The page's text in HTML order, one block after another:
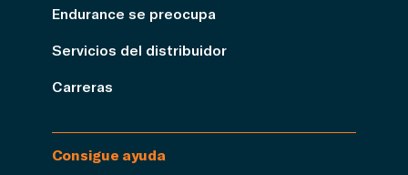
Endurance se preocupa
Servicios del distribuidor
Carreras
Consigue ayuda